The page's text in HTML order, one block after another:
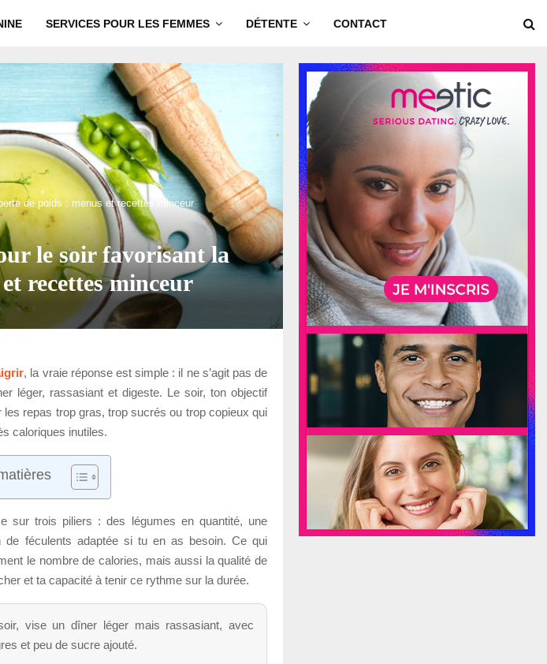
SERVICES POUR LES FEMMES DÉTENTE CONTACT
de poids : menus et recettes minceur
le soir favorisant la
recettes minceur
, la vraie réponse est simple : il ne s’agit pas de
léger, rassasiant et digeste. Le soir, ton objectif
les repas trop gras, trop sucrés ou trop copieux qui
caloriques inutiles.
sur trois piliers : des légumes en quantité, une
de féculents adaptée si tu en as besoin. Ce qui
le nombre de calories, mais aussi la qualité de
et ta capacité à tenir ce rythme sur la durée.
vise un dîner léger mais rassasiant, avec
et peu de sucre ajouté.